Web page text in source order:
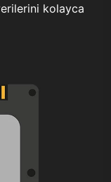
kolayca